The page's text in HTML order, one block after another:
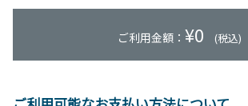
ご利用金額： ¥0 (税込)